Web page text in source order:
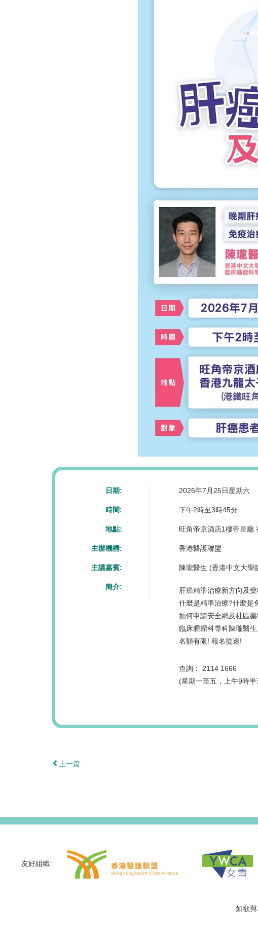
日期: 2026年7月25日星期六
時間: 下午2時至3時45分
地點: 旺角帝京酒店1樓帝皇廳
主辦機構: 香港醫護聯盟
主講嘉賓: 陳瓏醫生 (香港中文大
簡介:
肝癌精準治療新方向及
什麼是精準治療?什麼是
如何申請安全網及社區藥
臨床腫瘤科專科陳瓏醫
名額有限! 報名從速!
查詢： 2114 1666
(星期一至五，上午9時
上一篇
友好組織:
如欲